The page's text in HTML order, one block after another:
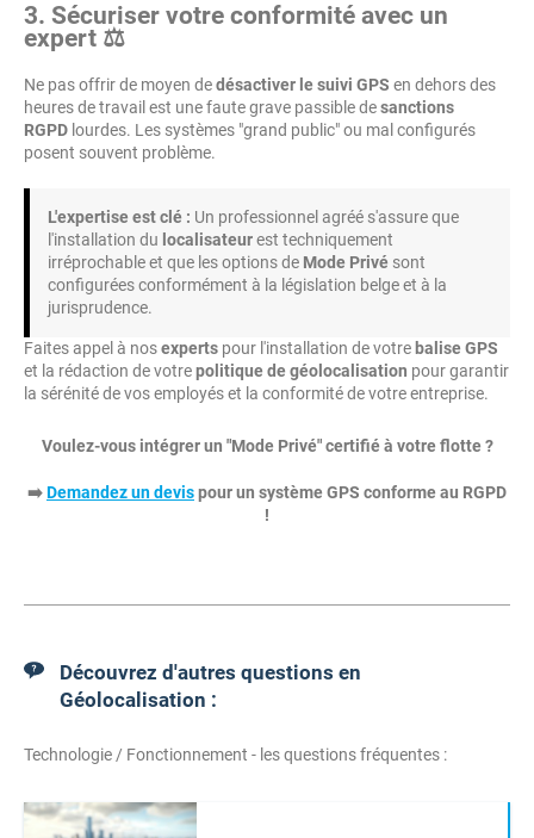
3. Sécuriser votre conformité avec un
expert ⚖️
Ne pas offrir de moyen dedésactiver le suivi GPS en dehors des
heures de travail est une faute grave passible desanctions
RGPD lourdes. Les systèmes "grand public" ou mal configurés
posent souvent problème.
L'expertise est clé : Un professionnel agréé s'assure que
l'installation du localisateurest techniquement
irréprochable et que les options de Mode Privé sont
configurées conformément à la législation belge et à la
jurisprudence.
Faites appel à nosexperts pour l'installation de votre balise GPS
et la rédaction de votrepolitique de géolocalisation pour garantir
la sérénité de vos employés et la conformité de votre entreprise.
Voulez-vous intégrer un "Mode Privé" certifié à votre flotte ?
➡️Demandez un devispour un système GPS conforme au RGPD
!
Découvrez d'autres questions en
Géolocalisation :
Technologie / Fonctionnement - les questions fréquentes :